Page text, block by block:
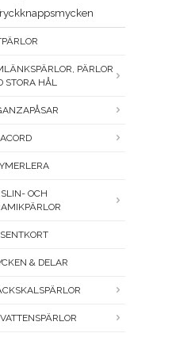
PÄRLOR
STORA HÅL
OCH
& DELAR